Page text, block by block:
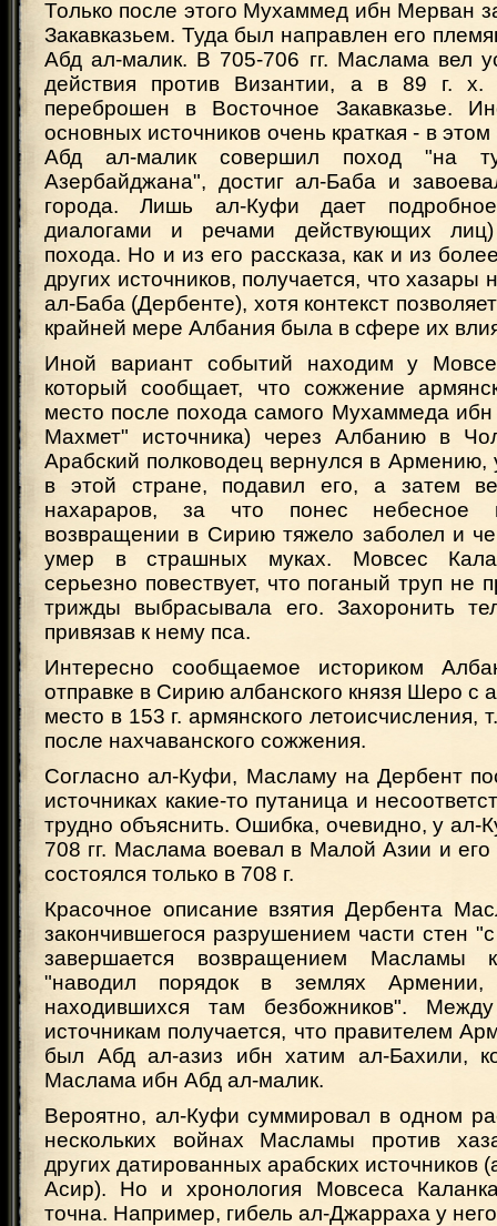
Только после этого Мухаммед ибн Мерван
Закавказьем. Туда был направлен его
Абд ал-малик. В 705-706 гг. Маслама вел
действия против Византии, а в 89 г. х.
переброшен в Восточное Закавказье.
основных источников очень краткая - в
Абд ал-малик совершил поход "на
Азербайджана", достиг ал-Баба и
города. Лишь ал-Куфи дает
диалогами и речами действующих
похода. Но и из его рассказа, как и из
других источников, получается, что хазары
ал-Баба (Дербенте), хотя контекст
крайней мере Албания была в сфере их
Иной вариант событий находим у
который сообщает, что сожжение
место после похода самого Мухаммеда
Махмет" источника) через Албанию в
Арабский полководец вернулся в Армению,
в этой стране, подавил его, а затем
нахараров, за что понес небесное
возвращении в Сирию тяжело заболел и
умер в страшных муках. Мовсес
серьезно повествует, что поганый труп не
трижды выбрасывала его. Захоронить
привязав к нему пса.
Интересно сообщаемое историком
отправке в Сирию албанского князя Шеро с
место в 153 г. армянского летоисчисления,
после нахчаванского сожжения.
Согласно ал-Куфи, Масламу на Дербент
источниках какие-то путаница и
трудно объяснить. Ошибка, очевидно, у ал-
708 гг. Маслама воевал в Малой Азии и
состоялся только в 708 г.
Красочное описание взятия Дербента
закончившегося разрушением части стен
завершается возвращением Масламы
"наводил порядок в землях Армении,
находившихся там безбожников".
источникам получается, что правителем
был Абд ал-азиз ибн хатим ал-Бахили,
Маслама ибн Абд ал-малик.
Вероятно, ал-Куфи суммировал в одном
нескольких войнах Масламы против
других датированных арабских источников
Асир). Но и хронология Мовсеса
точна. Например, гибель ал-Джарраха у